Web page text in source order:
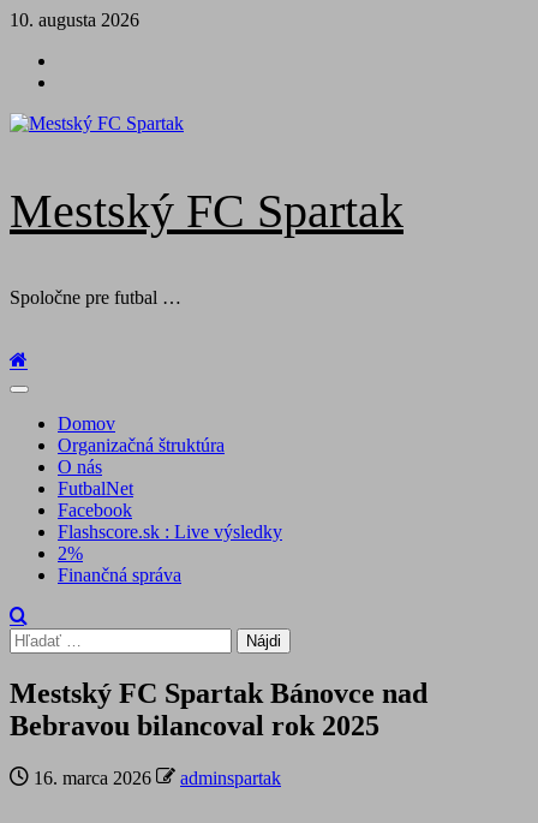
Skip
content
10. augusta 2026
Mestský FC Spartak
Spoločne pre futbal …
Primary
Domov
Organizačná štruktúra
O nás
FutbalNet
Facebook
Flashscore.sk : Live výsledky
2%
Finančná správa
Hľadať:
Mestský FC Spartak Bánovce nad
Bebravou bilancoval rok 2025
16. marca 2026 adminspartak